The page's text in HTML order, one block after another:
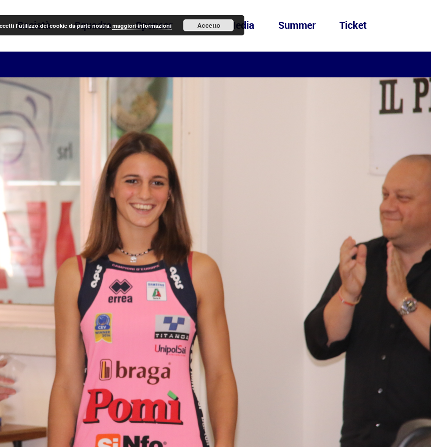
Società Squadra Sponsor News&Media Summer Ticket
l'utilizzo dei cookie da parte nostra.maggiori informazioni Accetto